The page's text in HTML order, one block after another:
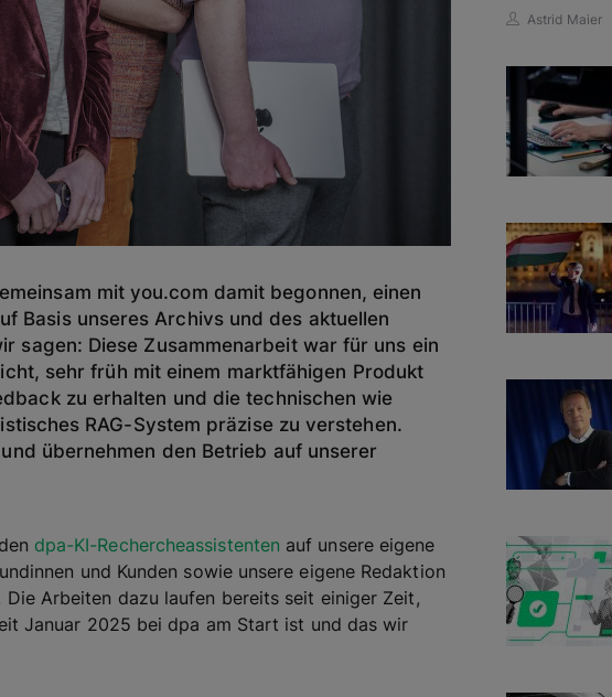
mit you.com damit begonnen, einen
Basis unseres Archivs und des aktuellen
sagen: Diese Zusammenarbeit war für uns ein
sehr früh mit einem marktfähigen Produkt
zu erhalten und die technischen wie
RAG-System präzise zu verstehen.
übernehmen den Betrieb auf unserer
dpa-KI-Rechercheassistenten auf unsere eigene
und Kunden sowie unsere eigene Redaktion
Arbeiten dazu laufen bereits seit einiger Zeit,
Januar 2025 bei dpa am Start ist und das wir
Astrid Maier